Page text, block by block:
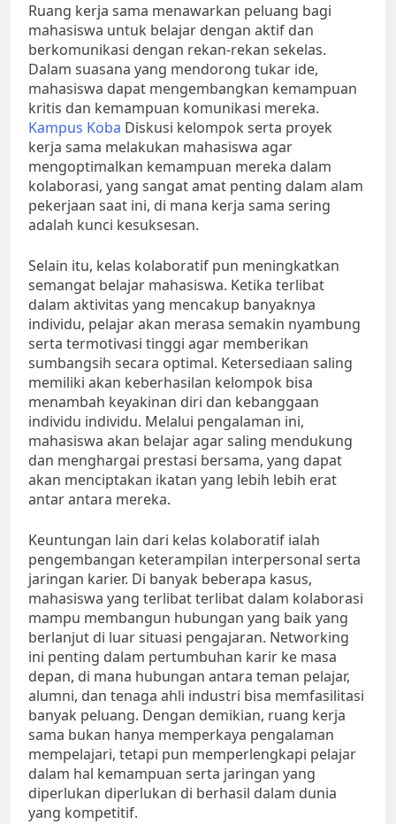
Ruang kerja sama menawarkan peluang bagi
mahasiswa untuk belajar dengan aktif dan
berkomunikasi dengan rekan-rekan sekelas.
Dalam suasana yang mendorong tukar ide,
mahasiswa dapat mengembangkan kemampuan
kritis dan kemampuan komunikasi mereka.
Kampus Koba Diskusi kelompok serta proyek
kerja sama melakukan mahasiswa agar
mengoptimalkan kemampuan mereka dalam
kolaborasi, yang sangat amat penting dalam alam
pekerjaan saat ini, di mana kerja sama sering
adalah kunci kesuksesan.
Selain itu, kelas kolaboratif pun meningkatkan
semangat belajar mahasiswa. Ketika terlibat
dalam aktivitas yang mencakup banyaknya
individu, pelajar akan merasa semakin nyambung
serta termotivasi tinggi agar memberikan
sumbangsih secara optimal. Ketersediaan saling
memiliki akan keberhasilan kelompok bisa
menambah keyakinan diri dan kebanggaan
individu individu. Melalui pengalaman ini,
mahasiswa akan belajar agar saling mendukung
dan menghargai prestasi bersama, yang dapat
akan menciptakan ikatan yang lebih lebih erat
antar antara mereka.
Keuntungan lain dari kelas kolaboratif ialah
pengembangan keterampilan interpersonal serta
jaringan karier. Di banyak beberapa kasus,
mahasiswa yang terlibat terlibat dalam kolaborasi
mampu membangun hubungan yang baik yang
berlanjut di luar situasi pengajaran. Networking
ini penting dalam pertumbuhan karir ke masa
depan, di mana hubungan antara teman pelajar,
alumni, dan tenaga ahli industri bisa memfasilitasi
banyak peluang. Dengan demikian, ruang kerja
sama bukan hanya memperkaya pengalaman
mempelajari, tetapi pun memperlengkapi pelajar
dalam hal kemampuan serta jaringan yang
diperlukan diperlukan di berhasil dalam dunia
yang kompetitif.